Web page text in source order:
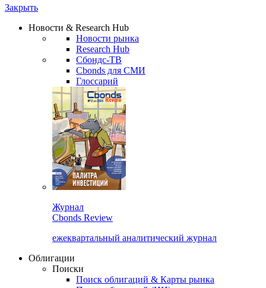
Закрыть
Новости & Research Hub
Новости рынка
Research Hub
Сбондс-ТВ
Cbonds для СМИ
Глоссарий
Журнал
Cbonds Review
ежеквартальный аналитический журнал
Облигации
Поиски
Поиск облигаций & Карты рынка